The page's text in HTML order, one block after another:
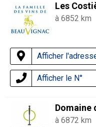
Les
à 6852 km
Afficher
Afficher le N°
Domaine
à 6872 km